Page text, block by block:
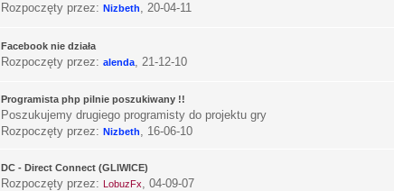
Rozpoczęty przez: Nizbeth, 20-04-11
Facebook nie działa
Rozpoczęty przez: alenda, 21-12-10
Programista php pilnie poszukiwany !!
Poszukujemy drugiego programisty do projektu gry
Rozpoczęty przez: Nizbeth, 16-06-10
DC - Direct Connect (GLIWICE)
Rozpoczęty przez: LobuzFx, 04-09-07